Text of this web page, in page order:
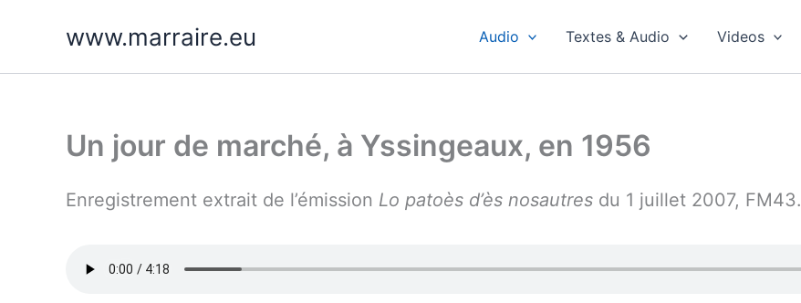
www.marraire.eu Audio Textes & Audio Videos
Un jour de marché, à Yssingeaux, en 1956
Enregistrement extrait de l’émission Lo patoès d’ès nosautres du 1 juillet 2007, FM43.